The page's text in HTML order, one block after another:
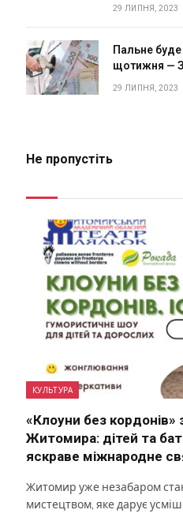
29 ЛИПНЯ, 2023
Пальне
щотижня —
29 ЛИПНЯ, 2023
Не пропустіть
КУЛЬТУРА
«Клоуни без кордонів»
Житомира: дітей та
яскраве міжнародне
Житомир уже незабаром
мистецтвом, яке дарує